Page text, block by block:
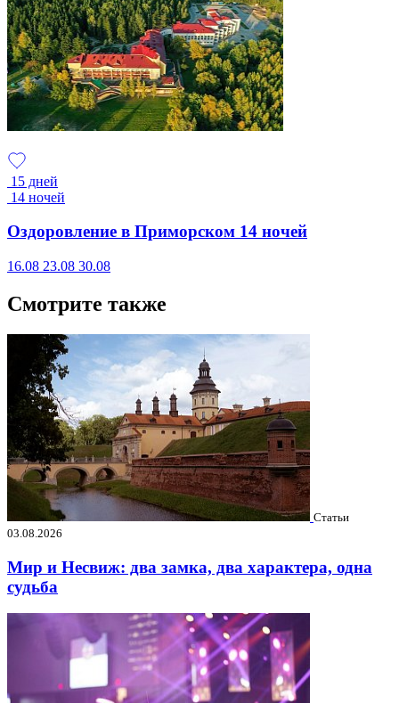
15 дней
14 ночей
Оздоровление в Приморском 14 ночей
16.08 23.08 30.08
Смотрите также
Статьи
03.08.2026
Мир и Несвиж: два замка, два характера, одна
судьба